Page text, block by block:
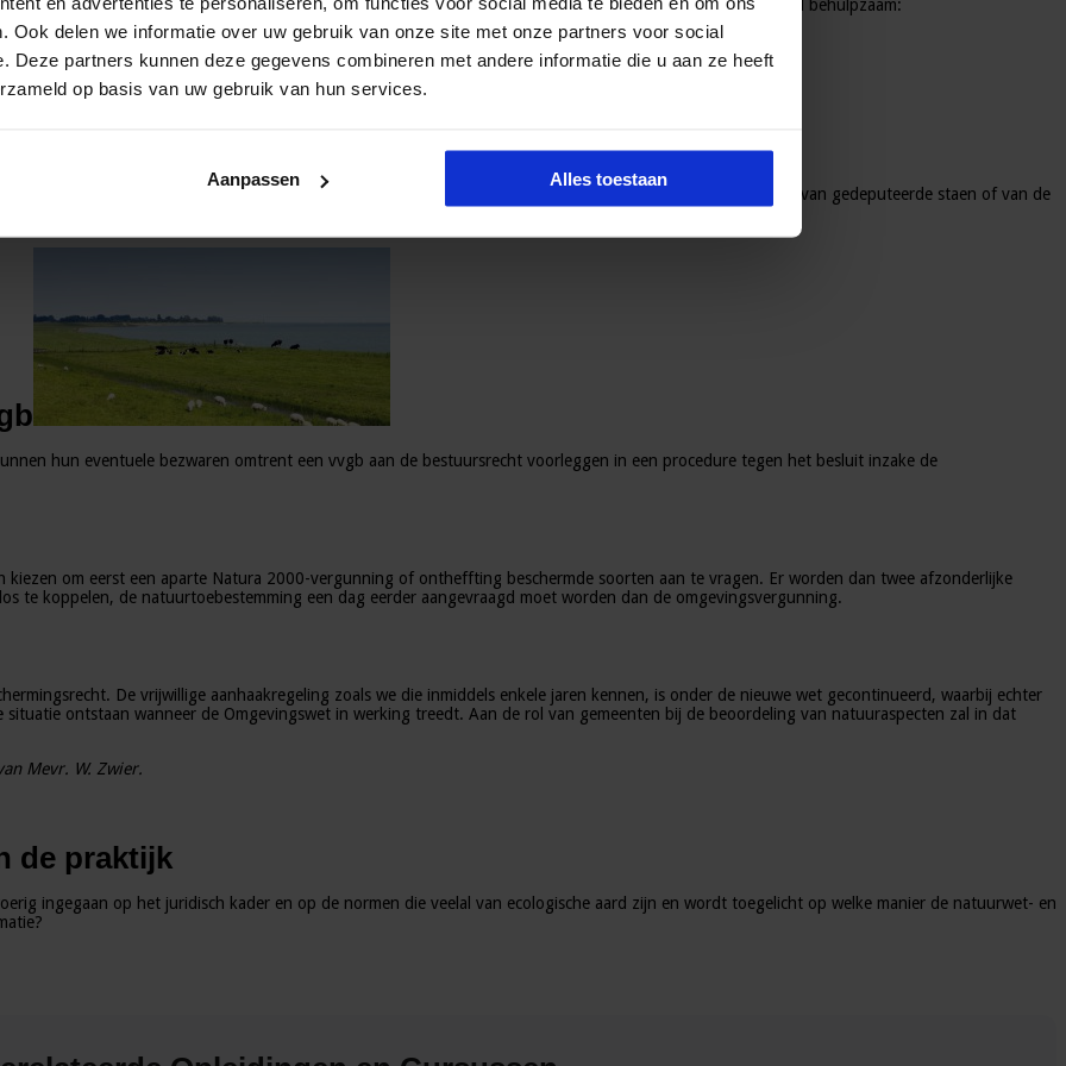
Ook delen we informatie over uw gebruik van onze site met onze partners voor social
Deze partners kunnen deze gegevens combineren met andere informatie die u aan ze heeft
op basis van uw gebruik van hun services.
Aanpassen Alles toestaan
kunnen bepalen of er verbodsbepalingen worden overtreden. De volgende instrumenten zijn in zo’n geval behulpzaam:
Flora en Fauna
effectenindicator soorten.
nodig, beginnend met een quick scan of voortoets.
is voor de verlening van de vergunning of ontheffing op grond van de Wet natuurbescherming, dus van gedeputeerde staen of van de
hun eventuele bezwaren omtrent een vvgb aan de bestuursrecht voorleggen in een procedure tegen het besluit inzake de
om eerst een aparte Natura 2000-vergunning of ontheffting beschermde soorten aan te vragen. Er worden dan twee afzonderlijke
te koppelen, de natuurtoebestemming een dag eerder aangevraagd moet worden dan de omgevingsvergunning.
De vrijwillige aanhaakregeling zoals we die inmiddels enkele jaren kennen, is onder de nieuwe wet gecontinueerd, waarbij echter
ontstaan wanneer de Omgevingswet in werking treedt. Aan de rol van gemeenten bij de beoordeling van natuuraspecten zal in dat
Mevr. W. Zwier.
de praktijk
ingegaan op het juridisch kader en op de normen die veelal van ecologische aard zijn en wordt toegelicht op welke manier de natuurwet- en